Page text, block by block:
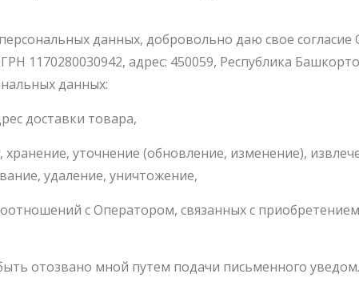
данных, добровольно даю свое согласие
1170280030942, адрес: 450059, Республика
данных:
доставки товара,
уточнение (обновление, изменение),
удаление, уничтожение,
с Оператором, связанных с
отозвано мной путем подачи письменного